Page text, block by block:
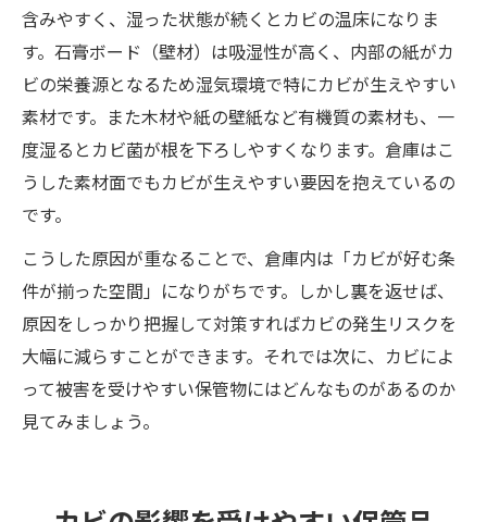
含みやすく、湿った状態が続くとカビの温床になりま
す。石膏ボード（壁材）は吸湿性が高く、内部の紙がカ
ビの栄養源となるため湿気環境で特にカビが生えやすい
素材です。また木材や紙の壁紙など有機質の素材も、一
度湿るとカビ菌が根を下ろしやすくなります。倉庫はこ
うした素材面でもカビが生えやすい要因を抱えているの
です。
こうした原因が重なることで、倉庫内は「カビが好む条
件が揃った空間」になりがちです。しかし裏を返せば、
原因をしっかり把握して対策すればカビの発生リスクを
大幅に減らすことができます。それでは次に、カビによ
って被害を受けやすい保管物にはどんなものがあるのか
見てみましょう。